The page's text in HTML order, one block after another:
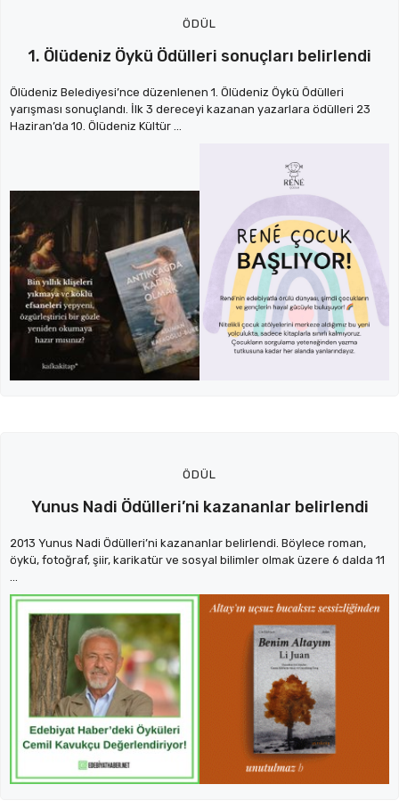
ÖDÜL
1. Ölüdeniz Öykü Ödülleri sonuçları belirlendi
Ölüdeniz Belediyesi’nce düzenlenen 1. Ölüdeniz Öykü Ödülleri
yarışması sonuçlandı. İlk 3 dereceyi kazanan yazarlara ödülleri 23
Haziran’da 10. Ölüdeniz Kültür ...
ÖDÜL
Yunus Nadi Ödülleri’ni kazananlar belirlendi
2013 Yunus Nadi Ödülleri’ni kazananlar belirlendi. Böylece roman,
öykü, fotoğraf, şiir, karikatür ve sosyal bilimler olmak üzere 6 dalda 11